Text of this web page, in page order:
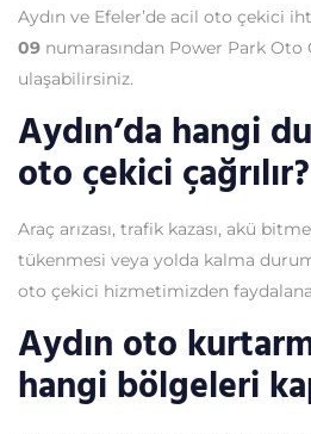
Aydın ve Efeler’de acil oto çekici
09 numarasından Power Park Oto
ulaşabilirsiniz.
Aydın’da hangi
oto çekici çağrılır?
Araç arızası, trafik kazası, akü
tükenmesi veya yolda kalma
oto çekici hizmetimizden
Aydın oto
hangi bölgeleri